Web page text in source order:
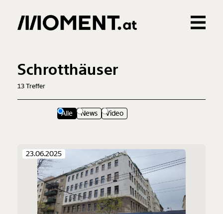
0Treffer
Schrotthäuser
13Treffer
Alle News Video
23.06.2025